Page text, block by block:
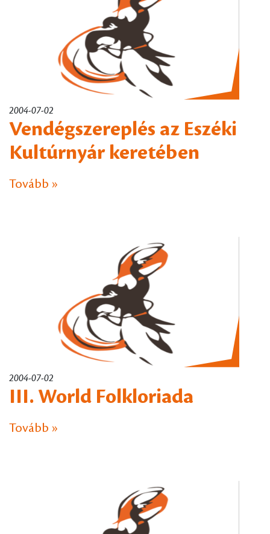
2004-07-02
Vendégszereplés az Eszéki
Kultúrnyár keretében
Tovább »
2004-07-02
III. World Folkloriada
Tovább »